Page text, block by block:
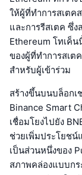
ให้ผู้ที่ทำการสเตค
และการรีสเตค ซึ่
Ethereum โทเค็
ของผู้ที่ทำการสเต
สำหรับผู้เข้าร่วม
สร้างขึ้นบนบล็อกเ
Binance Smart
เชื่อมโยงไปยัง
ช่วยเพิ่มประโยชน์
เป็นส่วนหนึ่งของ
สภาพคล่องแบบก